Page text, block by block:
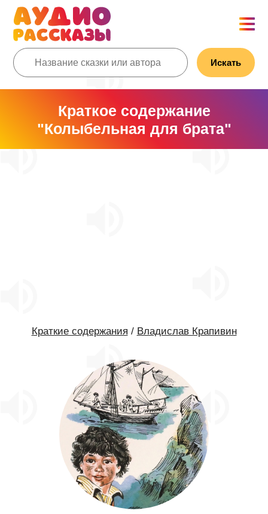
Искать
Краткое содержание
"Колыбельная для брата"
Краткие содержания / Владислав Крапивин